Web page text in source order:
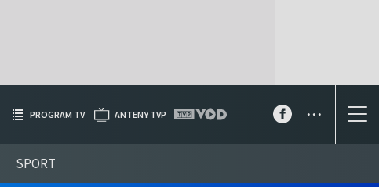
SPORT
PROGRAM TV ANTENY TVP ...